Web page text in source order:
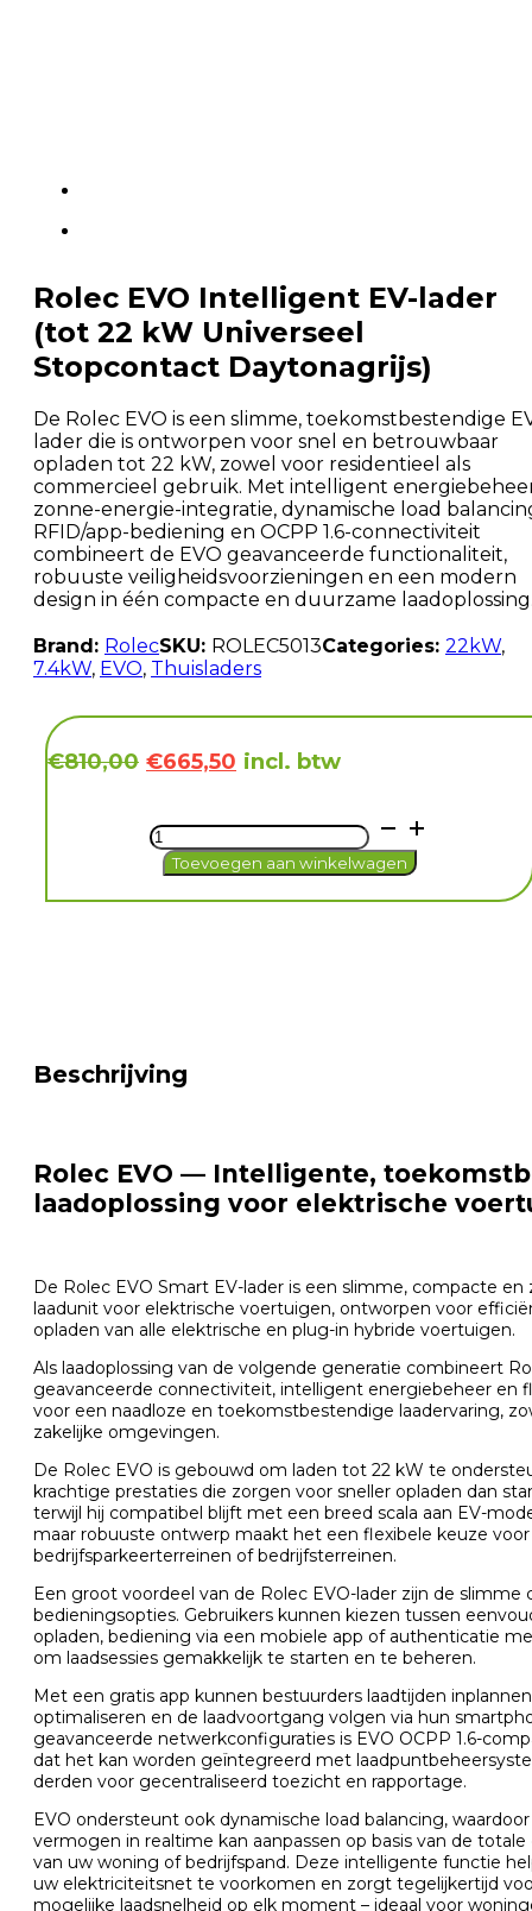
Rolec EVO Intelligent EV-lader
(tot 22 kW Universeel
Stopcontact Daytonagrijs)
De Rolec EVO is een slimme, toekomstbestendige
lader die is ontworpen voor snel en betrouwbaar
opladen tot 22 kW, zowel voor residentieel als
commercieel gebruik. Met intelligent
zonne-energie-integratie, dynamische load
RFID/app-bediening en OCPP 1.6-connectiviteit
combineert de EVO geavanceerde functionaliteit,
robuuste veiligheidsvoorzieningen en een modern
design in één compacte en duurzame
Brand: RolecSKU: ROLEC5013Categories: 22kW,
7.4kW, EVO, Thuisladers
€810,00 Oorspronkelijke
€810,00.
€665,50 Huidige
€665,50.
incl. btw
Rolec
EVO
Intelligent
lader
aantal
Toevoegen aan winkelwagen
Beschrijving
Rolec EVO — Intelligente,
laadoplossing voor elektrische
De Rolec EVO Smart EV-lader is een slimme, compacte en
laadunit voor elektrische voertuigen, ontworpen voor
opladen van alle elektrische en plug-in hybride voertuigen.
Als laadoplossing van de volgende generatie combineert
geavanceerde connectiviteit, intelligent energiebeheer en
voor een naadloze en toekomstbestendige laadervaring,
zakelijke omgevingen.
De Rolec EVO is gebouwd om laden tot 22 kW te
krachtige prestaties die zorgen voor sneller opladen dan
terwijl hij compatibel blijft met een breed scala aan EV-
maar robuuste ontwerp maakt het een flexibele keuze
bedrijfsparkeerterreinen of bedrijfsterreinen.
Een groot voordeel van de Rolec EVO-lader zijn de slimme
bedieningsopties. Gebruikers kunnen kiezen tussen
opladen, bediening via een mobiele app of authenticatie
om laadsessies gemakkelijk te starten en te beheren.
Met een gratis app kunnen bestuurders laadtijden
optimaliseren en de laadvoortgang volgen via hun
geavanceerde netwerkconfiguraties is EVO OCPP 1.6-
dat het kan worden geïntegreerd met
derden voor gecentraliseerd toezicht en rapportage.
EVO ondersteunt ook dynamische load balancing,
vermogen in realtime kan aanpassen op basis van de
van uw woning of bedrijfspand. Deze intelligente functie
uw elektriciteitsnet te voorkomen en zorgt tegelijkertijd
mogelijke laadsnelheid op elk moment – ​​ideaal voor